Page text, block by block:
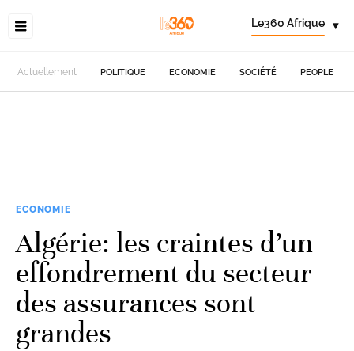
Le360 Afrique ▾
Actuellement POLITIQUE ECONOMIE SOCIÉTÉ PEOPLE
ECONOMIE
Algérie: les craintes d’un
effondrement du secteur
des assurances sont
grandes